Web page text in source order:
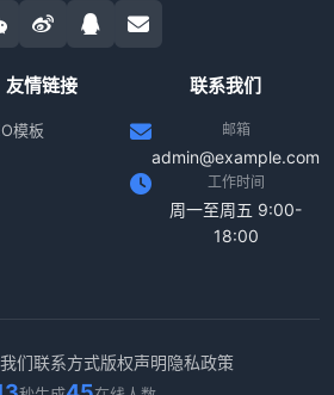
友情链接
模板
联系我们
邮箱
admin@example.com
工作时间
周一至周五 9:00-
18:00
们联系方式版权声明隐私政策